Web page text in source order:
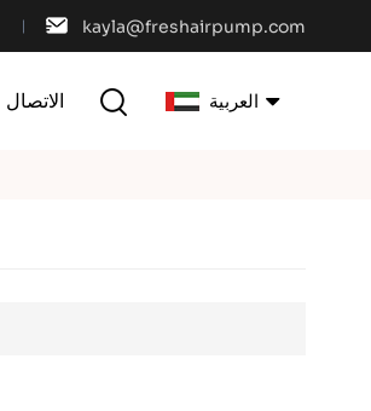
kayla@freshairpump.com
الاتصال العربية